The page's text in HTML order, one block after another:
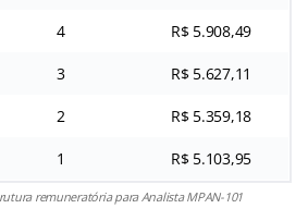
4 R$ 5.908,49
3 R$ 5.627,11
2 R$ 5.359,18
1 R$ 5.103,95
remuneratória para Analista MPAN-101